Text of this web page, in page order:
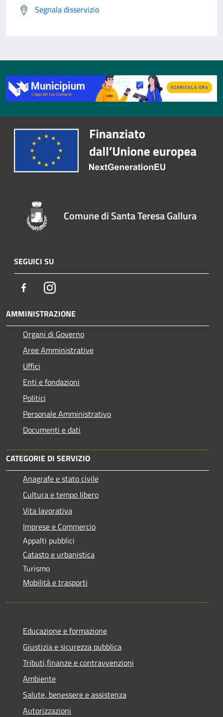
Segnala disservizio
Comune di Santa Teresa Gallura
SEGUICI SU
FacebookInstagram
AMMINISTRAZIONE
Organi di Governo
Aree Amministrative
Uffici
Enti e fondazioni
Politici
Personale Amministrativo
Documenti e dati
CATEGORIE DI SERVIZIO
Anagrafe e stato civile
Cultura e tempo libero
Vita lavorativa
Imprese e Commercio
Appalti pubblici
Catasto e urbanistica
Turismo
Mobilità e trasporti
Educazione e formazione
Giustizia e sicurezza pubblica
Tributi,finanze e contravvenzioni
Ambiente
Salute, benessere e assistenza
Autorizzazioni